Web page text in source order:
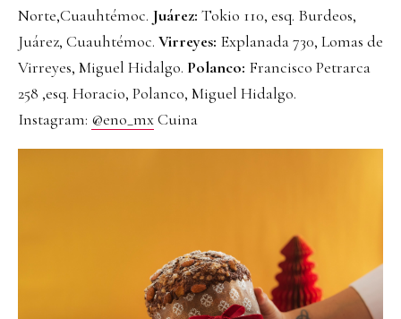
Norte,Cuauhtémoc. Juárez: Tokio 110, esq. Burdeos,
Juárez, Cuauhtémoc. Virreyes: Explanada 730, Lomas de
Virreyes, Miguel Hidalgo. Polanco: Francisco Petrarca
258 ,esq. Horacio, Polanco, Miguel Hidalgo.
Instagram: @eno_mxCuina